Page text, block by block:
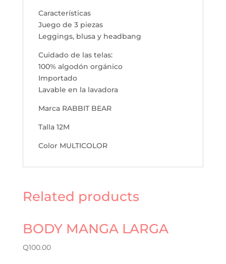
Características
Juego de 3 piezas
Leggings, blusa y headbang
Cuidado de las telas:
100% algodón orgánico
Importado
Lavable en la lavadora
Marca RABBIT BEAR
Talla 12M
Color MULTICOLOR
Related products
BODY MANGA LARGA
Q100.00